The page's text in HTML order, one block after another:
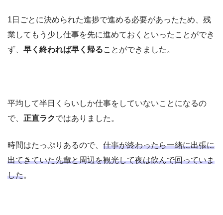
1日ごとに決められた進捗で進める必要があったため、残
業してもう少し仕事を先に進めておくといったことができ
ず、 早く終われば早く帰ることができました。
平均して半日くらいしか仕事をしていないことになるの
で、 正直ラクではありました。
時間はたっぷりあるので、 仕事が終わったら一緒に出張に
出てきていた先輩と周辺を観光して夜は飲んで回っていま
した。